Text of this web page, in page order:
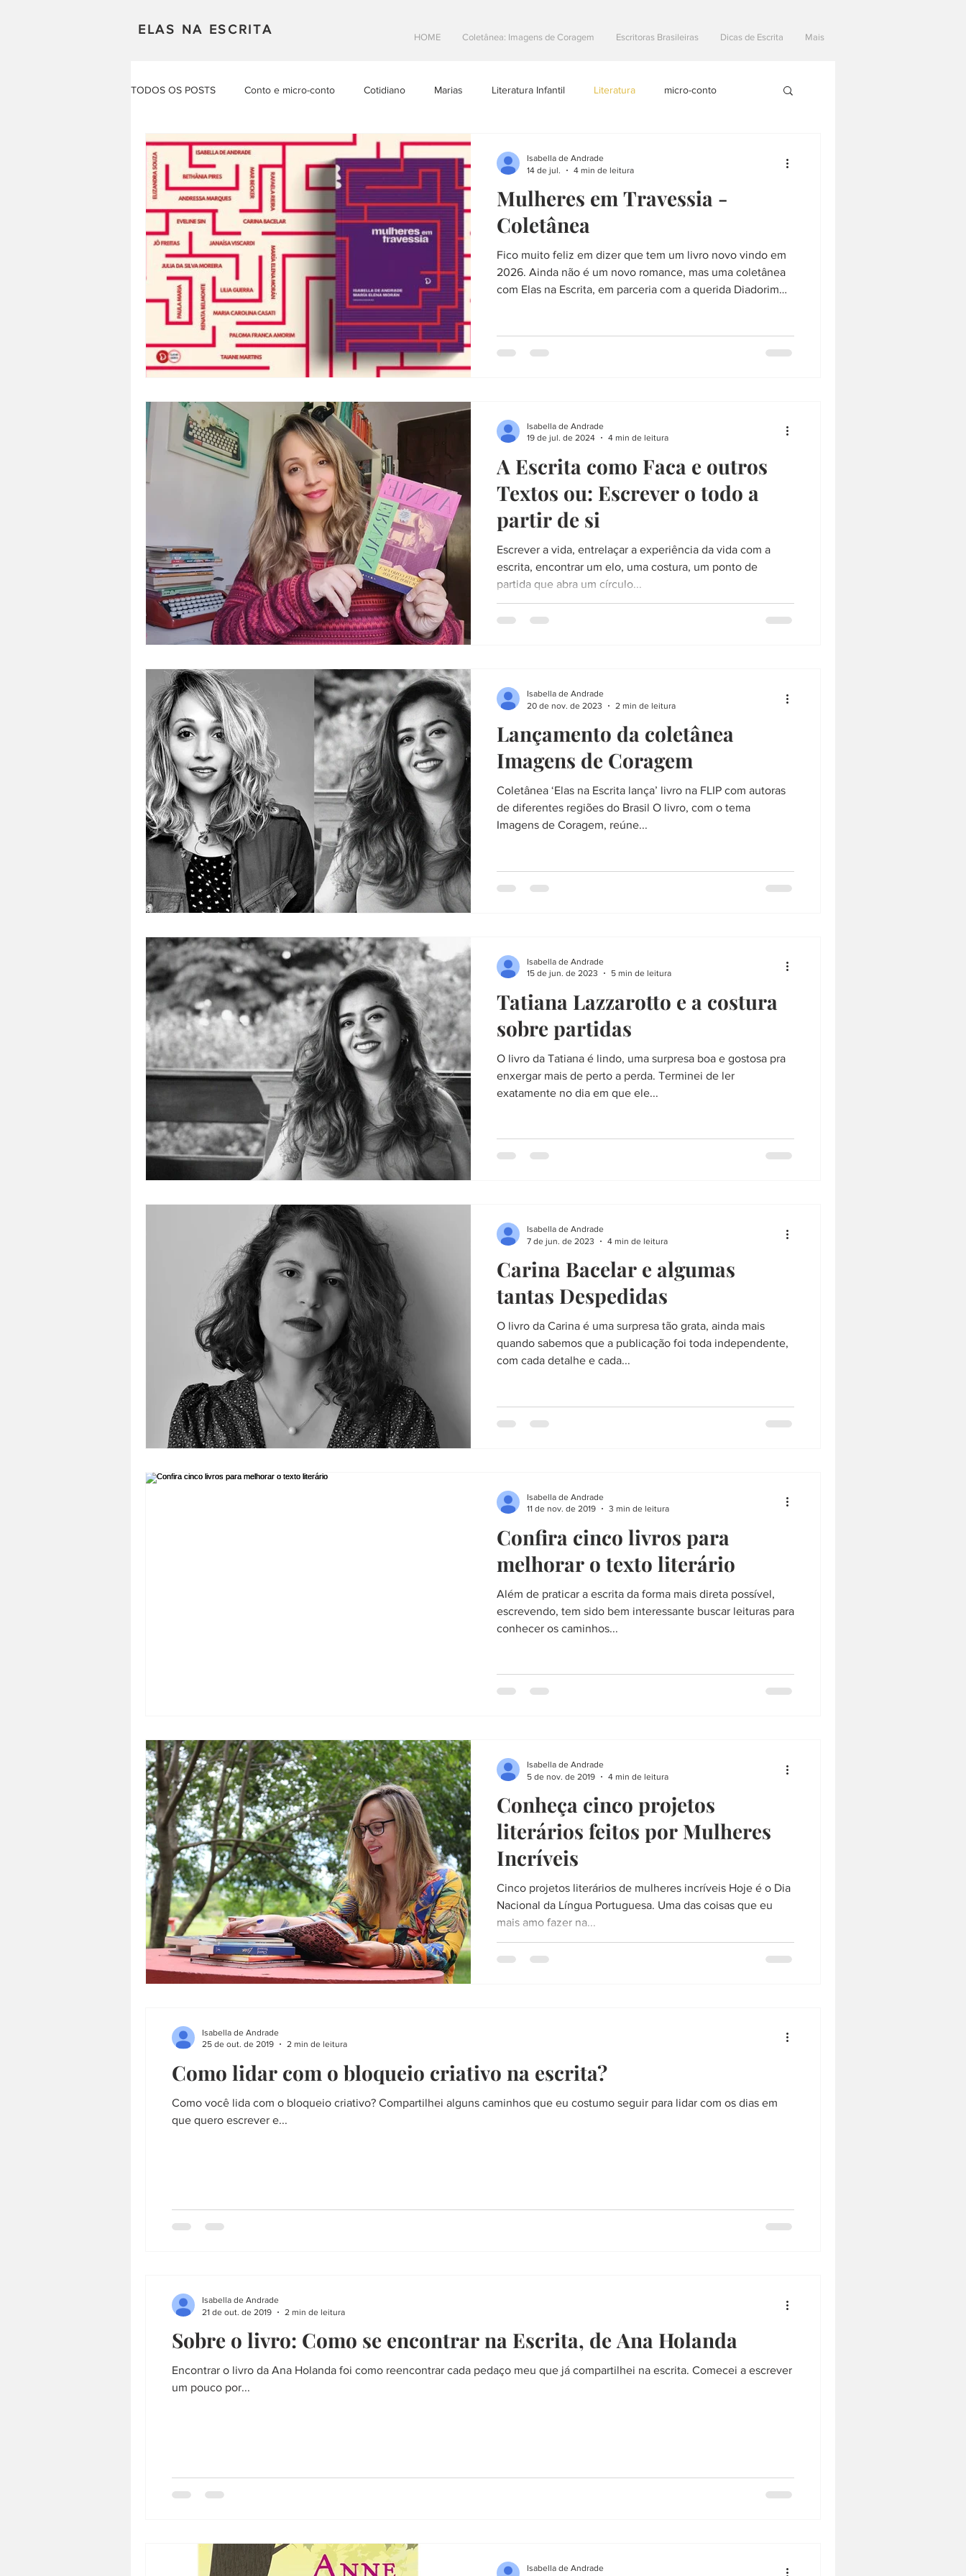
ELAS NA ESCRITA
HOME Coletânea: Imagens de Coragem Escritoras Brasileiras Dicas de Escrita Mais
TODOS OS POSTS Conto e micro-conto Cotidiano Marias Literatura Infantil Literatura micro-conto
Mulheres em Cena Poesia Projetos Literarios Escritoras Brasileiras
Produçao Autoral Resenhas teatro Na Estrada
Mulheres em Travessia -
Coletânea
Fico muito feliz em dizer que tem um livro novo vindo em
2026. Ainda não é um novo romance, mas uma coletânea
com Elas na Escrita, em parceria com a querida Diadorim
perfeito, tentamos criar um recorte diverso, passando pelo
Isabella de Andrade
14 de jul.
4 min de leitura
A Escrita como Faca e outros
Textos ou: Escrever o todo a
partir de si
Escrever a vida, entrelaçar a experiência da vida com a
escrita, encontrar um elo, uma costura, um ponto de
partida que abra um círculo...
Isabella de Andrade
19 de jul. de 2024
4 min de leitura
Lançamento da coletânea
Imagens de Coragem
Coletânea ‘Elas na Escrita lança’ livro na FLIP com autoras
de diferentes regiões do Brasil O livro, com o tema
Imagens de Coragem, reúne...
Isabella de Andrade
20 de nov. de 2023
2 min de leitura
Tatiana Lazzarotto e a costura
sobre partidas
O livro da Tatiana é lindo, uma surpresa boa e gostosa pra
enxergar mais de perto a perda. Terminei de ler
exatamente no dia em que ele...
Isabella de Andrade
15 de jun. de 2023
5 min de leitura
Carina Bacelar e algumas
tantas Despedidas
O livro da Carina é uma surpresa tão grata, ainda mais
quando sabemos que a publicação foi toda independente,
com cada detalhe e cada...
Isabella de Andrade
7 de jun. de 2023
4 min de leitura
Confira cinco livros para
melhorar o texto literário
Além de praticar a escrita da forma mais direta possível,
escrevendo, tem sido bem interessante buscar leituras para
conhecer os caminhos...
Isabella de Andrade
11 de nov. de 2019
3 min de leitura
Conheça cinco projetos
literários feitos por Mulheres
Incríveis
Cinco projetos literários de mulheres incríveis Hoje é o Dia
Nacional da Língua Portuguesa. Uma das coisas que eu
mais amo fazer na...
Isabella de Andrade
5 de nov. de 2019
4 min de leitura
Como lidar com o bloqueio criativo na escrita?
Como você lida com o bloqueio criativo? Compartilhei alguns caminhos que eu costumo seguir para lidar com os dias em
que quero escrever e...
Isabella de Andrade
25 de out. de 2019
2 min de leitura
Sobre o livro: Como se encontrar na Escrita, de Ana Holanda
Encontrar o livro da Ana Holanda foi como reencontrar cada pedaço meu que já compartilhei na escrita. Comecei a escrever
um pouco por...
Isabella de Andrade
21 de out. de 2019
2 min de leitura
Isabella de Andrade